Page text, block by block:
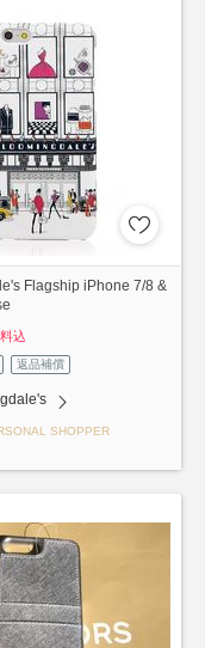
Flagship iPhone 7/8 &
込
返品補償
SHOPPER